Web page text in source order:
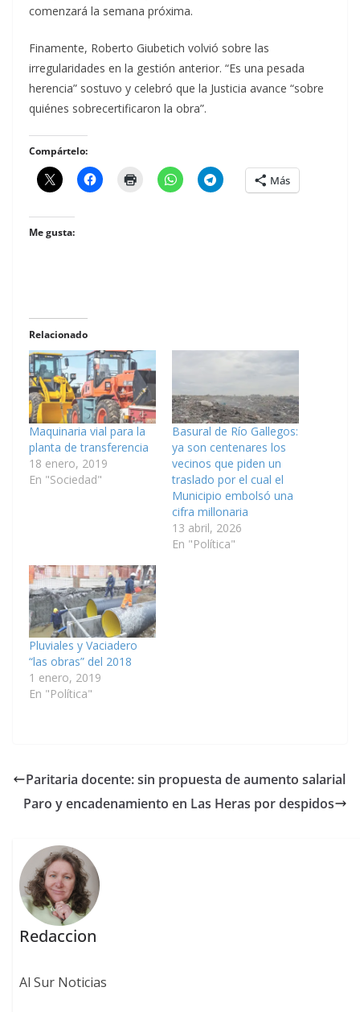
comenzará la semana próxima.
Finamente, Roberto Giubetich volvió sobre las
irregularidades en la gestión anterior. “Es una pesada
herencia” sostuvo y celebró que la Justicia avance “sobre
quiénes sobrecertificaron la obra”.
Compártelo:
Más
Me gusta:
Relacionado
Maquinaria vial para la
planta de transferencia
18 enero, 2019
En "Sociedad"
Basural de Río Gallegos:
ya son centenares los
vecinos que piden un
traslado por el cual el
Municipio embolsó una
cifra millonaria
13 abril, 2026
En "Política"
Pluviales y Vaciadero
“las obras” del 2018
1 enero, 2019
En "Política"
Paritaria docente: sin propuesta de aumento salarial
Paro y encadenamiento en Las Heras por despidos
Redaccion
Al Sur Noticias